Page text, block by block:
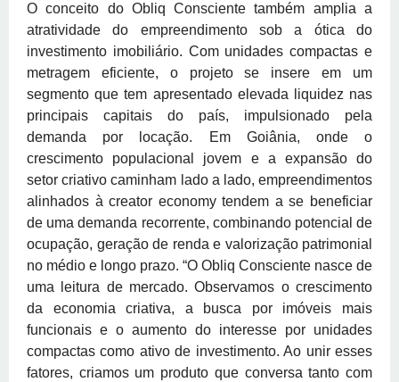
O conceito do Obliq Consciente também amplia a
atratividade do empreendimento sob a ótica do
investimento imobiliário. Com unidades compactas e
metragem eficiente, o projeto se insere em um
segmento que tem apresentado elevada liquidez nas
principais capitais do país, impulsionado pela
demanda por locação. Em Goiânia, onde o
crescimento populacional jovem e a expansão do
setor criativo caminham lado a lado, empreendimentos
alinhados à creator economy tendem a se beneficiar
de uma demanda recorrente, combinando potencial de
ocupação, geração de renda e valorização patrimonial
no médio e longo prazo. “O Obliq Consciente nasce de
uma leitura de mercado. Observamos o crescimento
da economia criativa, a busca por imóveis mais
funcionais e o aumento do interesse por unidades
compactas como ativo de investimento. Ao unir esses
fatores, criamos um produto que conversa tanto com